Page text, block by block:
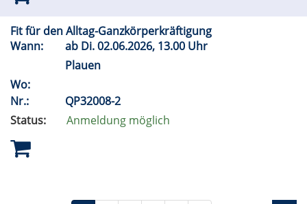
Fit für den Alltag-Ganzkörperkräftigung
Wann:
ab Di.02.06.2026, 13.00 Uhr
Plauen
Wo:
Nr.:
QP32008-2
Status:
Anmeldung möglich